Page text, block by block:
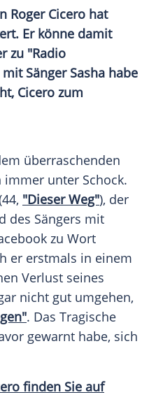
Roger Cicero hat
Er könne damit
zu "Radio
Sänger Sasha habe
Cicero zum
überraschenden
immer unter Schock.
"Dieser Weg"), der
des Sängers mit
zu Wort
er erstmals in einem
Verlust seines
nicht gut umgehen,
. Das Tragische
gewarnt habe, sich
finden Sie auf